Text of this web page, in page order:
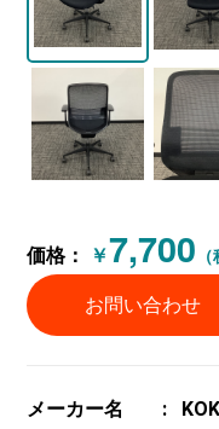
価格： ￥7,700
お問い合わせ
メーカー名